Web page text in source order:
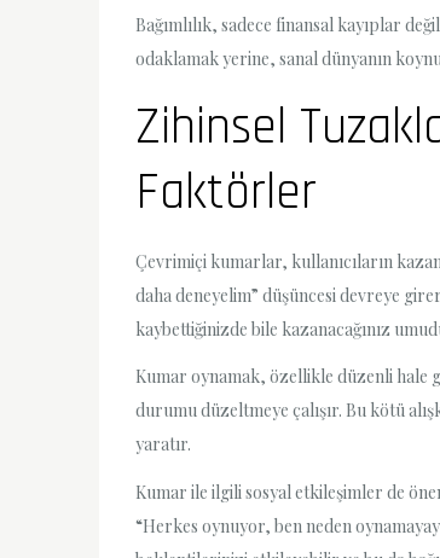
Bağımlılık, sadece finansal kayıplar
odaklamak yerine, sanal dünyanın
Zihinsel
Faktörler
Çevrimiçi kumarlar, kullanıcıların
daha deneyelim” düşüncesi devreye
kaybettiğinizde bile kazanacağınız
Kumar oynamak, özellikle düzenli hale
durumu düzeltmeye çalışır. Bu kötü
yaratır.
Kumar ile ilgili sosyal etkileşimler de
“Herkes oynuyor, ben neden